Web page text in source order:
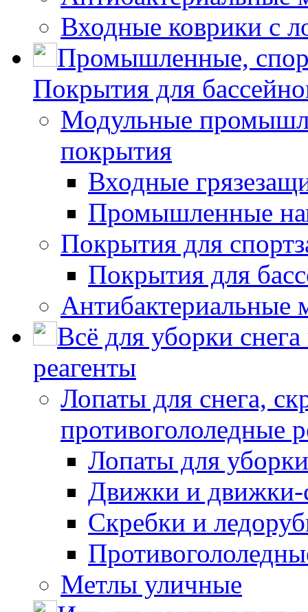
Входные коврики с
Промышленные,
Покрытия для
Модульные
покрытия
Входные
Промышленные
Покрытия для
Покрытия для
Антибактериальные
Всё для уборки
реагенты
Лопаты для снега,
противогололедные
Лопаты для
Движки и движки-
Скребки и
Метлы уличные